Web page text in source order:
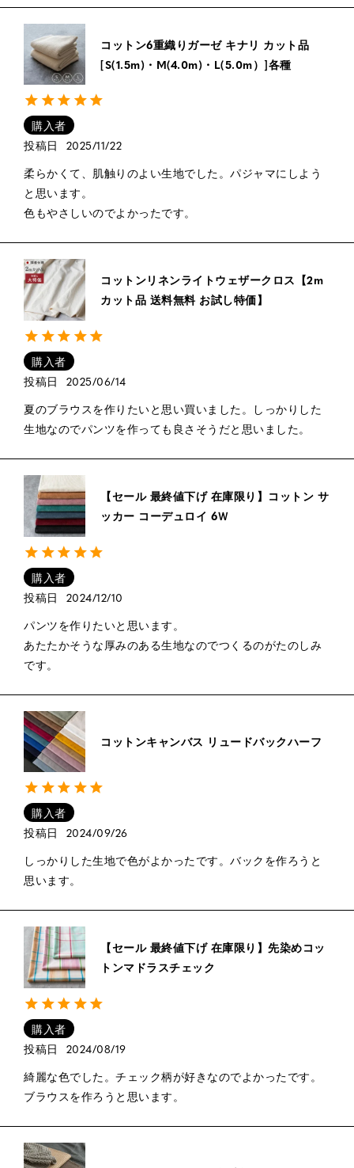
コットン6重織りガーゼ キナリ カット品
[S(1.5m)・M(4.0m)・L(5.0m）]各種
購入者
投稿日
2025/11/22
柔らかくて、肌触りのよい生地でした。パジャマにしよう
と思います。
色もやさしいのでよかったです。
コットンリネンライトウェザークロス【2m
カット品 送料無料 お試し特価】
購入者
投稿日
2025/06/14
夏のブラウスを作りたいと思い買いました。しっかりした
生地なのでパンツを作っても良さそうだと思いました。
【セール 最終値下げ 在庫限り】コットン サ
ッカー コーデュロイ 6Ｗ
購入者
投稿日
2024/12/10
パンツを作りたいと思います。
あたたかそうな厚みのある生地なのでつくるのがたのしみ
です。
コットンキャンバス リュードバックハーフ
購入者
投稿日
2024/09/26
しっかりした生地で色がよかったです。バックを作ろうと
思います。
【セール 最終値下げ 在庫限り】先染めコッ
トンマドラスチェック
購入者
投稿日
2024/08/19
綺麗な色でした。チェック柄が好きなのでよかったです。
ブラウスを作ろうと思います。